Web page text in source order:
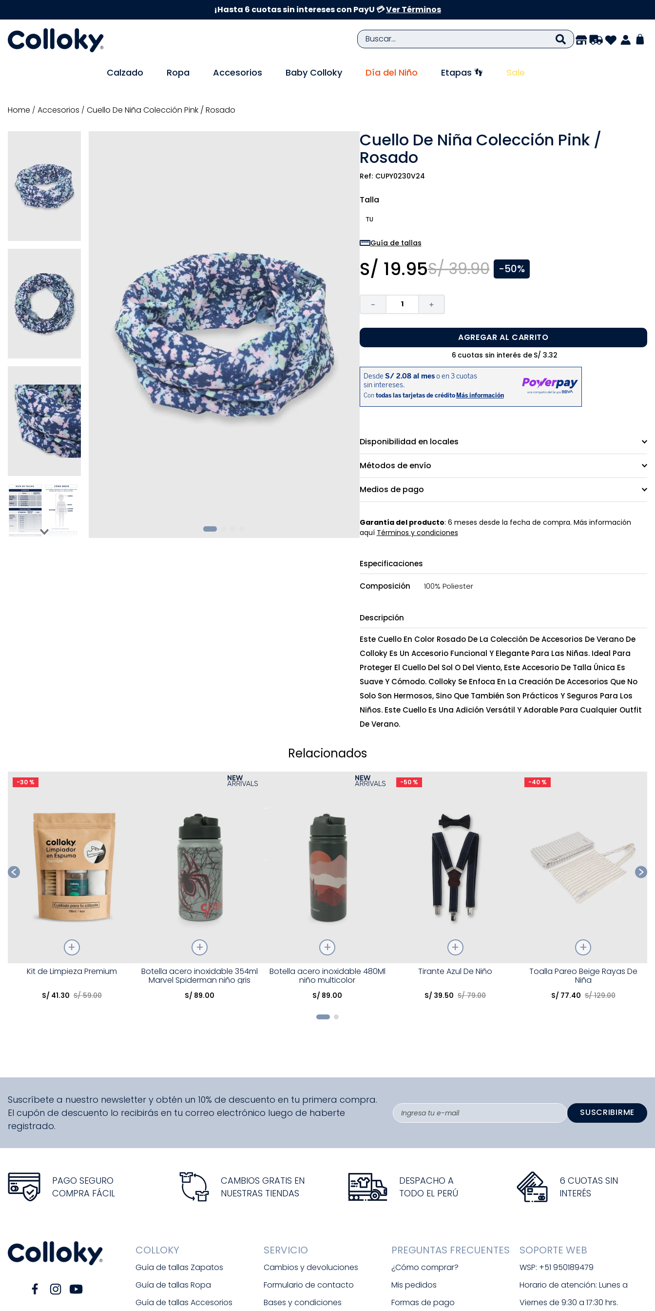
¡Hasta 6 cuotas sin intereses con PayU 💳Ver Términos
Buscar...
Calzado Ropa Accesorios Baby Colloky Día del Niño Etapas 👣 Sale
accesorios Cuello De Niña Colección Pink / Rosado
Cuello De Niña Colección Pink /
Rosado
CUPY0230V24
Talla
TU
Guía de tallas
S/ 19.95S/ 39.90 -50%
＋
－
AGREGAR AL CARRITO
6 cuotas sin interés de S/ 3.32
Disponibilidad en locales
Métodos de envío
Medios de pago
Garantía del producto: 6 meses desde la fecha de compra. Más información
aquí Términos y condiciones
Especificaciones
Composición 100% Poliester
Descripción
Este Cuello En Color Rosado De La Colección De Accesorios De Verano De
Colloky Es Un Accesorio Funcional Y Elegante Para Las Niñas. Ideal Para
Proteger El Cuello Del Sol O Del Viento, Este Accesorio De Talla Única Es
Suave Y Cómodo. Colloky Se Enfoca En La Creación De Accesorios Que No
Solo Son Hermosos, Sino Que También Son Prácticos Y Seguros Para Los
Niños. Este Cuello Es Una Adición Versátil Y Adorable Para Cualquier Outfit
De Verano.
Relacionados
-30 %
Kit de Limpieza Premium
S/ 41.30 S/ 59.00
Talla
Elige una opción
Botella acero inoxidable 354ml
Marvel Spiderman niño gris
S/ 89.00
Talla
Elige una opción
Botella acero inoxidable 480Ml
niño multicolor
S/ 89.00
-50 %
Tirante Azul De Niño
S/ 39.50 S/ 79.00
-40 %
Talla
Elige una opción
Toalla Pareo Beige Rayas De
Niña
S/ 77.40 S/ 129.00
Suscríbete a nuestro newsletter y obtén un 10% de descuento en tu primera compra.
El cupón de descuento lo recibirás en tu correo electrónico luego de haberte
registrado.
SUSCRIBIRME
PAGO SEGURO
COMPRA FÁCIL
CAMBIOS GRATIS EN
NUESTRAS TIENDAS
DESPACHO A
TODO EL PERÚ
6 CUOTAS SIN
INTERÉS
COLLOKY
Guía de tallas Zapatos
Guía de tallas Ropa
Guía de tallas Accesorios
SERVICIO
Cambios y devoluciones
Formulario de contacto
Bases y condiciones
PREGUNTAS FRECUENTES
¿Cómo comprar?
Mis pedidos
Formas de pago
SOPORTE WEB
WSP: +51 950189479
Horario de atención: Lunes a
Viernes de 9:30 a 17:30 hrs.
TÉRMINOS MÁS BUSCADOS